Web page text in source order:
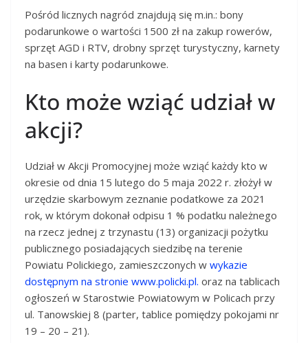
Pośród licznych nagród znajdują się m.in.: bony
podarunkowe o wartości 1500 zł na zakup rowerów,
sprzęt AGD i RTV, drobny sprzęt turystyczny, karnety
na basen i karty podarunkowe.
Kto może wziąć udział w
akcji?
Udział w Akcji Promocyjnej może wziąć każdy kto w
okresie od dnia 15 lutego do 5 maja 2022 r. złożył w
urzędzie skarbowym zeznanie podatkowe za 2021
rok, w którym dokonał odpisu 1 % podatku należnego
na rzecz jednej z trzynastu (13) organizacji pożytku
publicznego posiadających siedzibę na terenie
Powiatu Polickiego, zamieszczonych w wykazie
dostępnym na stronie www.policki.pl. oraz na tablicach
ogłoszeń w Starostwie Powiatowym w Policach przy
ul. Tanowskiej 8 (parter, tablice pomiędzy pokojami nr
19 – 20 – 21).